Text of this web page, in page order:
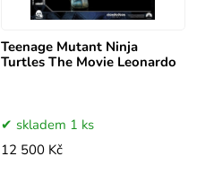
Teenage Mutant Ninja
Turtles The Movie Leonardo
skladem 1 ks
12 500 Kč